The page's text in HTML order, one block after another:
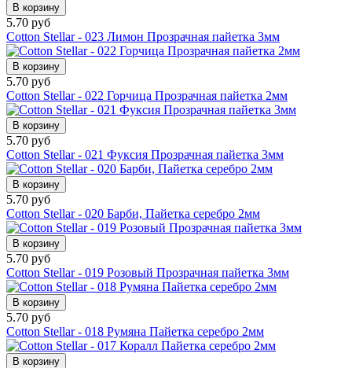
В корзину
5.70 руб
Cotton Stellar - 023 Лимон Прозрачная пайетка 3мм
В корзину
5.70 руб
Cotton Stellar - 022 Горчица Прозрачная пайетка 2мм
В корзину
5.70 руб
Cotton Stellar - 021 Фуксия Прозрачная пайетка 3мм
В корзину
5.70 руб
Cotton Stellar - 020 Барби, Пайетка серебро 2мм
В корзину
5.70 руб
Cotton Stellar - 019 Розовый Прозрачная пайетка 3мм
В корзину
5.70 руб
Cotton Stellar - 018 Румяна Пайетка серебро 2мм
В корзину